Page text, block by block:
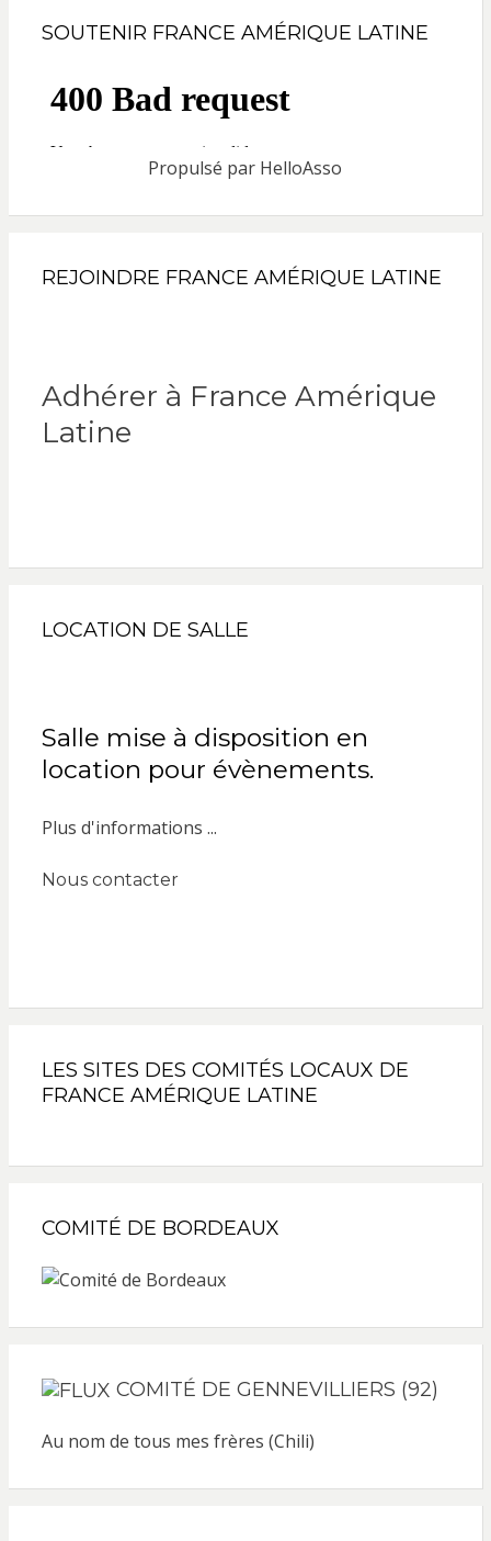
SOUTENIR FRANCE AMÉRIQUE LATINE
Propulsé par HelloAsso
REJOINDRE FRANCE AMÉRIQUE LATINE
Adhérer à France Amérique
Latine
LOCATION DE SALLE
Salle mise à disposition en
location pour évènements.
Plus d'informations ...
Nous contacter
LES SITES DES COMITÉS LOCAUX DE
FRANCE AMÉRIQUE LATINE
COMITÉ DE BORDEAUX
COMITÉ DE GENNEVILLIERS (92)
Au nom de tous mes frères (Chili)